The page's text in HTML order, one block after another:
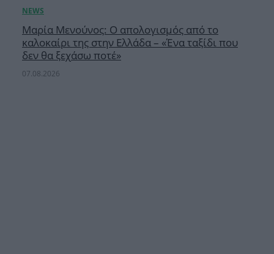
Μαρία Μενούνος: Ο απολογισμός από το
καλοκαίρι της στην Ελλάδα – «Ένα ταξίδι που
δεν θα ξεχάσω ποτέ»
07.08.2026